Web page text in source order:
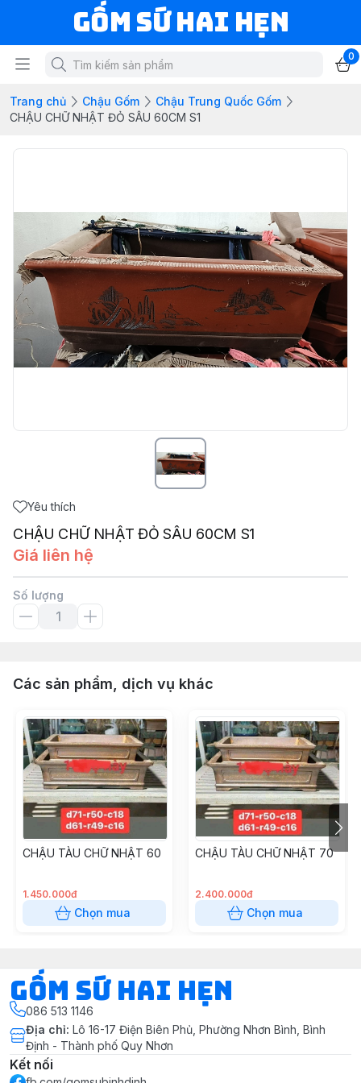
Gốm Sứ Hai Hẹn
0
Trang chủ Chậu Gốm
Chậu Trung Quốc Gốm
CHẬU CHỮ NHẬT ĐỎ SÂU 60CM S1
Yêu thích
CHẬU CHỮ NHẬT ĐỎ SÂU 60CM S1
Giá liên hệ
Số lượng
Các sản phẩm, dịch vụ khác
CHẬU TÀU CHỮ NHẬT 60
1.450.000đ
Chọn mua
CHẬU TÀU CHỮ NHẬT 70
2.400.000đ
Chọn mua
Gốm Sứ Hai Hẹn
086 513 1146
Địa chỉ: Lô 16-17 Điện Biên Phủ, Phường Nhơn Bình, Bình
Định - Thành phố Quy Nhơn
Kết nối